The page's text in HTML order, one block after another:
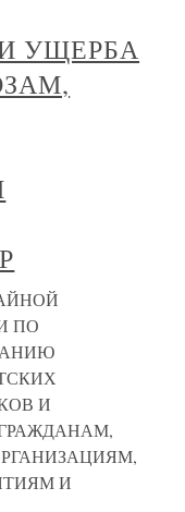
УЩЕРБА
ПО
И
И